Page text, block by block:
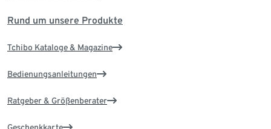
Rund um unsere Produkte
Tchibo Kataloge & Magazine
Bedienungsanleitungen
Ratgeber & Größenberater